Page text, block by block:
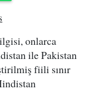
onlarca
ile Pakistan
fiili sınır